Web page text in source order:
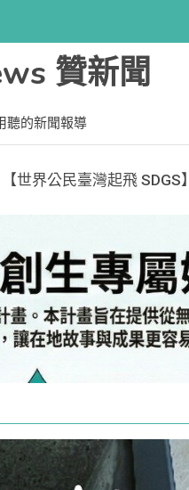
贊新聞
聽的新聞報導
【世界公民臺灣起飛 SDGS】